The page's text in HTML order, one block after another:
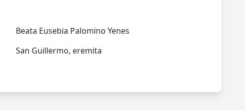
Beata Eusebia Palomino Yenes
San Guillermo, eremita